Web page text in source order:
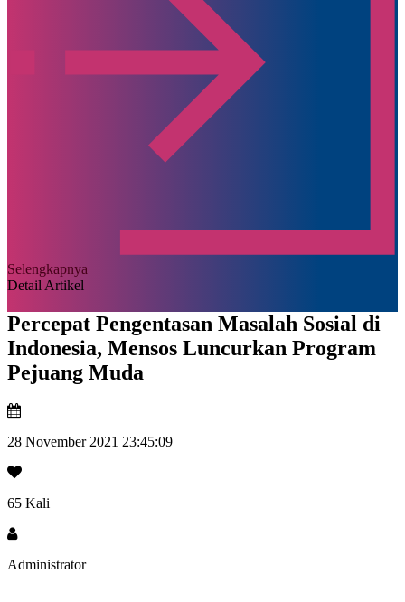
Selengkapnya
Detail Artikel
Percepat Pengentasan Masalah Sosial di
Indonesia, Mensos Luncurkan Program
Pejuang Muda
28 November 2021 23:45:09
65 Kali
Administrator